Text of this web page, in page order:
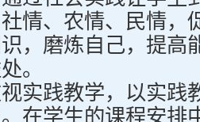
情、农情、民情，
，磨炼自己，提高
。
践教学，以实践
在学生的课程安排